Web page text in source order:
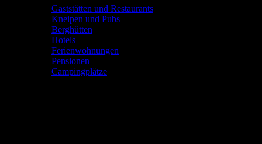
Gaststätten und Restaurants
Kneipen und Pubs
Berghütten
Hotels
Ferienwohnungen
Pensionen
Campingplätze